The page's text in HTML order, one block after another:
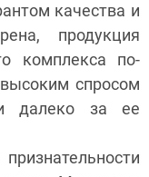
качества и
продукция
комплекса по-
спросом
далеко за ее